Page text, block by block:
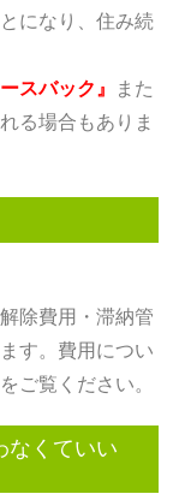
になり、住み続
ースバック』
また
る場合もありま
除費用・滞納管
す。費用につい
ご覧ください。
なくていい